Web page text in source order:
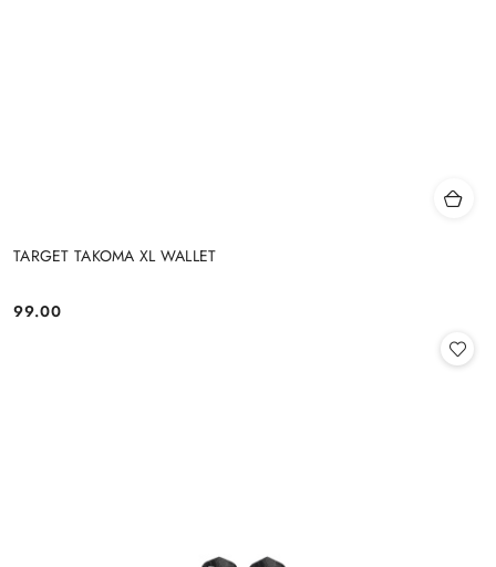
TARGET TAKOMA XL WALLET
Cena:
99.00